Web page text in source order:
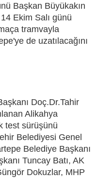
Başkan Büyükakın
Ekim Salı günü
tramvayla
de uzatılacağını
Doç.Dr.Tahir
Alikahya
test sürüşünü
Belediyesi Genel
Belediye Başkanı
Tuncay Batı, AK
Dokuzlar, MHP